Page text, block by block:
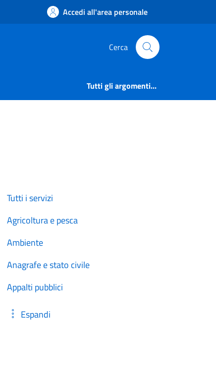
Accedi all'area personale
Cerca
Tutti gli argomenti...
Tutti i servizi
Agricoltura e pesca
Ambiente
Anagrafe e stato civile
Appalti pubblici
Espandi